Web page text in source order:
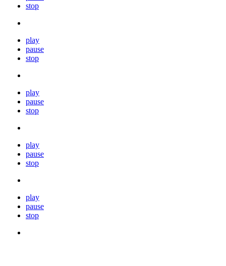
stop
play
pause
stop
play
pause
stop
play
pause
stop
play
pause
stop